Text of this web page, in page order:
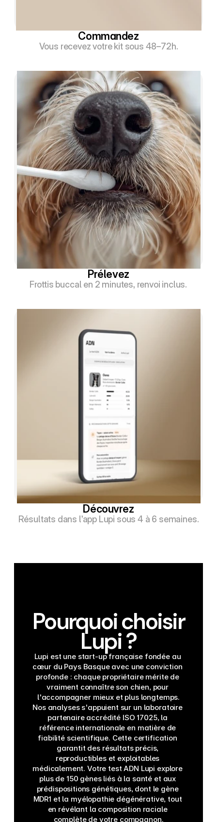
Commandez
Vous recevez votre kit sous 48–72h.
Prélevez
Frottis buccal en 2 minutes, renvoi inclus.
Découvrez
Résultats dans l’app Lupi sous 4 à 6 semaines.
Pourquoi choisir
Lupi ?
Lupi est une start-up française fondée au
cœur du Pays Basque avec une conviction
profonde : chaque propriétaire mérite de
vraiment connaître son chien, pour
l'accompagner mieux et plus longtemps.
Nos analyses s'appuient sur un laboratoire
partenaire accrédité ISO 17025, la
référence internationale en matière de
fiabilité scientifique. Cette certification
garantit des résultats précis,
reproductibles et exploitables
médicalement. Votre test ADN Lupi explore
plus de 150 gènes liés à la santé et aux
prédispositions génétiques, dont le gène
MDR1 et la myélopathie dégénérative, tout
en révélant la composition raciale
complète de votre compagnon.